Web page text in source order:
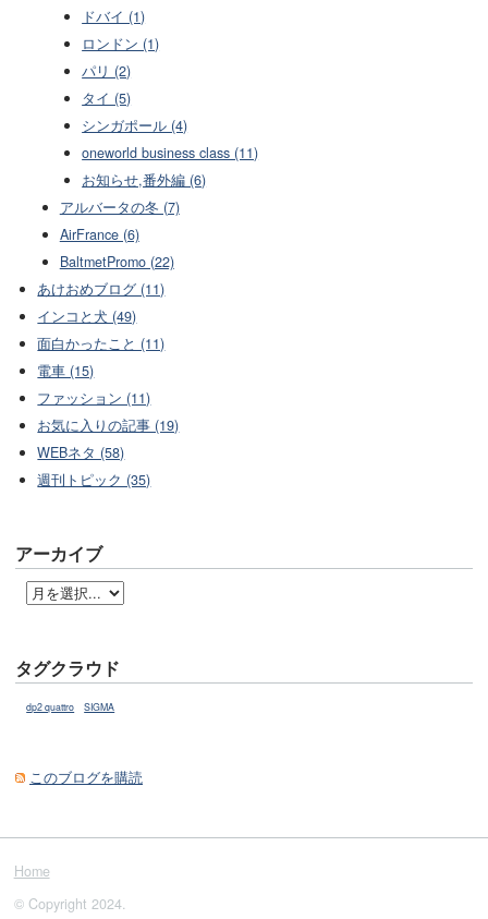
ドバイ (1)
ロンドン (1)
パリ (2)
タイ (5)
シンガポール (4)
oneworld business class (11)
お知らせ,番外編 (6)
アルバータの冬 (7)
AirFrance (6)
BaltmetPromo (22)
あけおめブログ (11)
インコと犬 (49)
面白かったこと (11)
電車 (15)
ファッション (11)
お気に入りの記事 (19)
WEBネタ (58)
週刊トピック (35)
アーカイブ
タグクラウド
dp2 quattro SIGMA
このブログを購読
Home
© Copyright 2024.